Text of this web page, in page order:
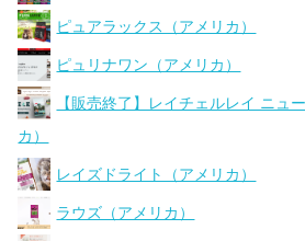
ピュアラックス（アメリカ）
ピュリナワン（アメリカ）
【販売終了】レイチェルレイ ニュ
カ）
レイズドライト（アメリカ）
ラウズ（アメリカ）